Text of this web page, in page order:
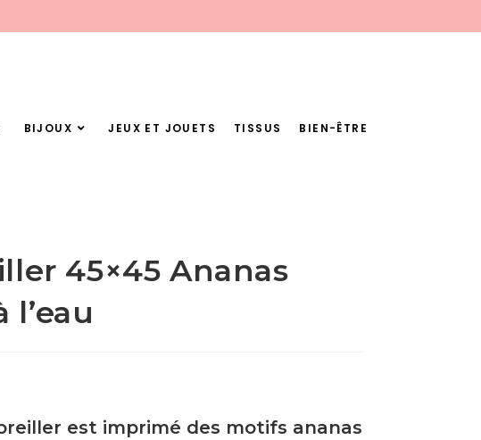
BIJOUX JEUX ET JOUETS TISSUS BIEN-ÊTRE
45×45 Ananas
est imprimé des motifs ananas